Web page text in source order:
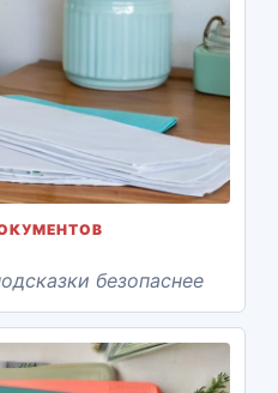
безопаснее